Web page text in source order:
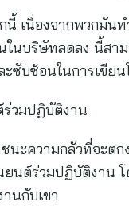
นี้ เนื่องจากพวกมัน
ในบริษัทลดลง นี้สา
ซับซ้อนในการเขียน
วมปฏิบัติงาน
ชนะความกลัวที่จะต
ยนต์ร่วมปฏิบัติงาน
นกับเขา